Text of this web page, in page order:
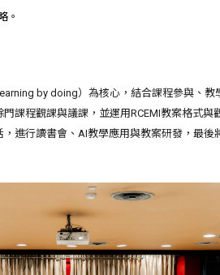
。
by doing）為核心，結合課程參與、
課程觀課與議課，並運用RCEMI教案格式
進行讀書會、AI教學應用與教案研發，最